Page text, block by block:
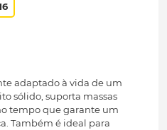
adaptado à vida de um
sólido, suporta massas
tempo que garante um
Também é ideal para